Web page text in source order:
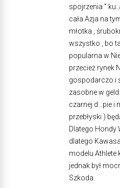
spojrzenia ”
cała Azja na
młotka ,
wszystko , bo
popularna w
przecież rynek
gospodarczo i
zasobne w
czarnej d…pie i
przebłyski )
Dlatego Hondy
dlatego
modelu
jednak był
Szkoda.